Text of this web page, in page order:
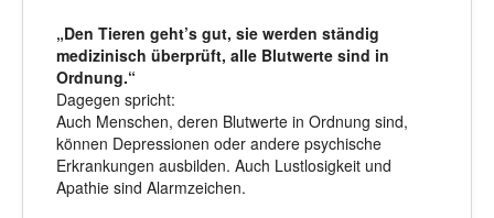
„Den Tieren geht’s gut, sie werden ständig
medizinisch überprüft, alle Blutwerte sind in
Ordnung.“
Dagegen spricht:
Auch Menschen, deren Blutwerte in Ordnung sind,
können Depressionen oder andere psychische
Erkrankungen ausbilden. Auch Lustlosigkeit und
Apathie sind Alarmzeichen.